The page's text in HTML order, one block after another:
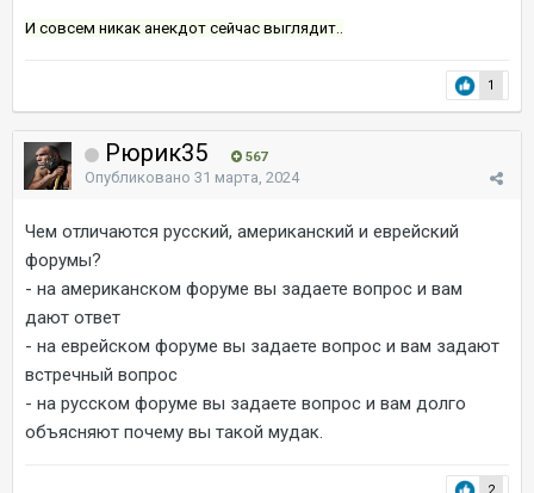
И совсем никак анекдот сейчас выглядит..
1
Рюрик35 567
Опубликовано 31 марта, 2024
Чем отличаются русский, американский и еврейский
форумы?
- на американском форуме вы задаете вопрос и вам
дают ответ
- на еврейском форуме вы задаете вопрос и вам задают
встречный вопрос
- на русском форуме вы задаете вопрос и вам долго
объясняют почему вы такой мудак.